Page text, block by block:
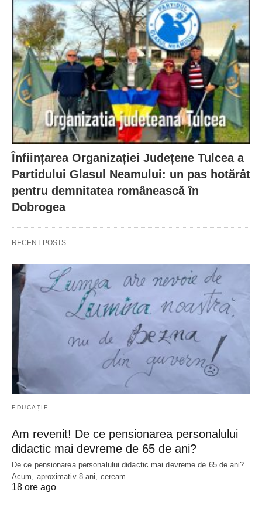
Înființarea Organizației Județene Tulcea a
Partidului Glasul Neamului: un pas hotărât
pentru demnitatea românească în
Dobrogea
RECENT POSTS
EDUCAȚIE
Am revenit! De ce pensionarea personalului
didactic mai devreme de 65 de ani?
De ce pensionarea personalului didactic mai devreme de 65 de ani?
Acum, aproximativ 8 ani, ceream…
18 ore ago